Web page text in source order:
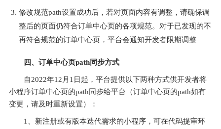
修改规范path设置成功后，若对页面内容有调整，请确保调
整后的页面仍符合订单中心页的各项规范。对于已发现的不
再符合规范的订单中心页，平台会通知开发者限期调整
四、订单中心页path同步方式
自2022年12月1日起，平台提供以下两种方式供开发者将
小程序订单中心页的path同步给平台（订单中心页的path如有
变更，请及时重新设置）：
1、新注册或有版本迭代需求的小程序，可在代码提审环